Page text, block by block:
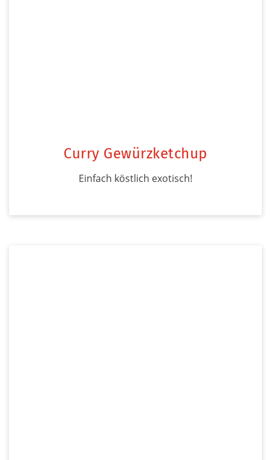
Curry Gewürzketchup
Einfach köstlich exotisch!